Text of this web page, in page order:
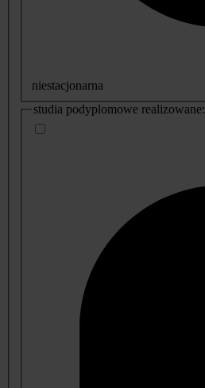
niestacjonarna
studia podyplomowe realizowane: